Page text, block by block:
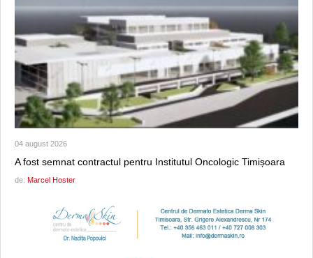
04 august 2026
A fost semnat contractul pentru Institutul Oncologic Timișoara
de: Marcel Hoster